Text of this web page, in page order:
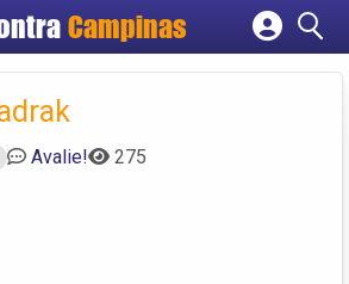
Campinas
Cadastrar empresa
Criar conta
Avalie! 275